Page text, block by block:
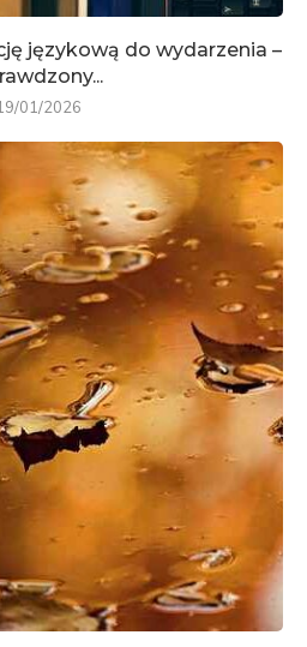
językową do wydarzenia –
01/2026